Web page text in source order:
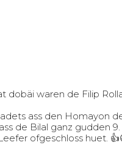
waren de Filip
ass den Homayon
de Bilal ganz gudden
ofgeschloss huet.